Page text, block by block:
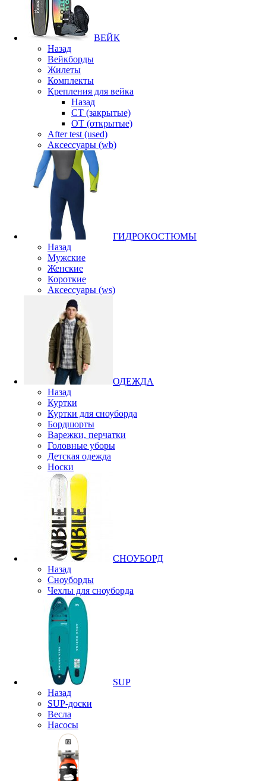
ВЕЙК
Назад
Вейкборды
Жилеты
Комплекты
Крепления для вейка
Назад
CT (закрытые)
OT (открытые)
After test (used)
Аксессуары (wb)
ГИДРОКОСТЮМЫ
Назад
Мужские
Женские
Короткие
Аксессуары (ws)
ОДЕЖДА
Назад
Куртки
Куртки для сноуборда
Бордшорты
Варежки, перчатки
Головные уборы
Детская одежда
Носки
СНОУБОРД
Назад
Сноуборды
Чехлы для сноуборда
SUP
Назад
SUP-доски
Весла
Насосы